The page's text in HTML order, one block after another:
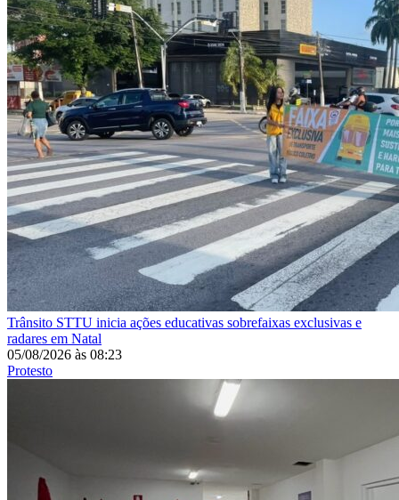
Trânsito STTU inicia ações educativas sobrefaixas exclusivas e
radares em Natal
05/08/2026 às 08:23
Protesto